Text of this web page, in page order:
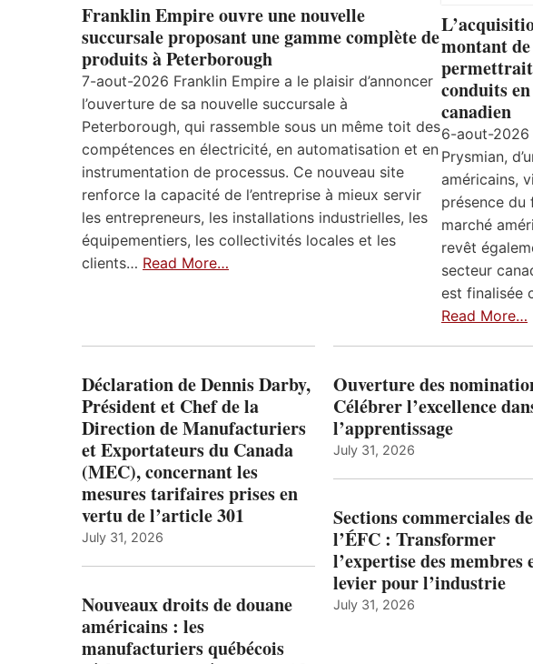
Franklin Empire ouvre une nouvelle
succursale proposant une gamme complète de
produits à Peterborough
7-aout-2026 Franklin Empire a le plaisir d’annoncer
l’ouverture de sa nouvelle succursale à
Peterborough, qui rassemble sous un même toit des
compétences en électricité, en automatisation et en
instrumentation de processus. Ce nouveau site
renforce la capacité de l’entreprise à mieux servir
les entrepreneurs, les installations industrielles, les
équipementiers, les collectivités locales et les
clients… Read More…
montant
permettrait
conduits
canadien
6-aout-2026
Prysmian,
américains,
présence du
marché
revêt
secteur
est finalisée
Read More…
Déclaration de Dennis Darby,
Président et Chef de la
Direction de Manufacturiers
et Exportateurs du Canada
(MEC), concernant les
mesures tarifaires prises en
vertu de l’article 301
July 31, 2026
Nouveaux droits de douane
américains : les
manufacturiers québécois
Ouverture des
Célébrer l’excellence
l’apprentissage
July 31, 2026
Sections commerciales de
l’ÉFC : Transformer
l’expertise des membres
levier pour l’industrie
July 31, 2026